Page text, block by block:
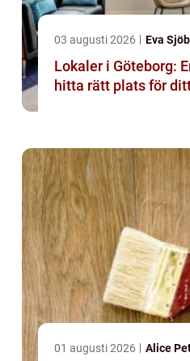
03 augusti 2026 Eva
Lokaler i Göteborg:
hitta rätt plats för
01 augusti 2026 Alice